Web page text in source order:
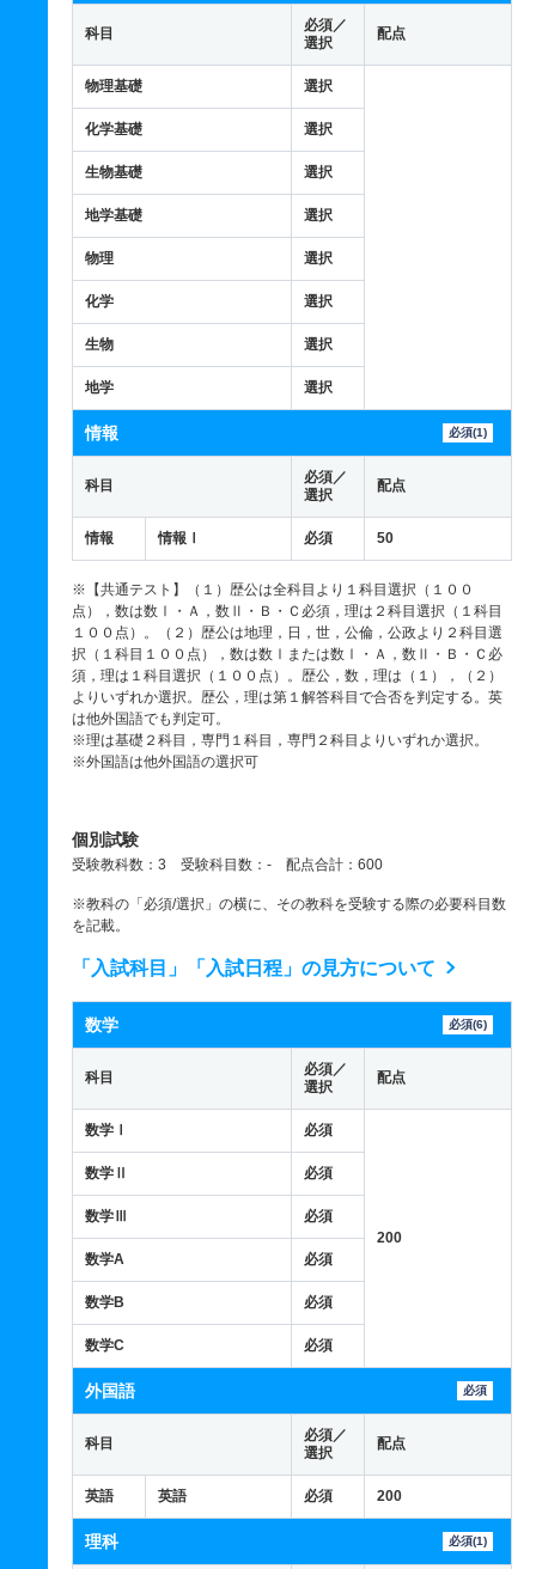
科目
必須／
選択
配点
物理基礎 選択
化学基礎 選択
生物基礎 選択
地学基礎 選択
物理 選択
化学 選択
生物 選択
地学 選択
情報 必須(1)
科目
必須／
選択
配点
情報 情報Ⅰ 必須 50
※【共通テスト】（１）歴公は全科目より１科目選択（１００
点），数は数Ⅰ・Ａ，数Ⅱ・Ｂ・Ｃ必須，理は２科目選択（１科目
１００点）。（２）歴公は地理，日，世，公倫，公政より２科目選
択（１科目１００点），数は数Ⅰまたは数Ⅰ・Ａ，数Ⅱ・Ｂ・Ｃ必
須，理は１科目選択（１００点）。歴公，数，理は（１），（２）
よりいずれか選択。歴公，理は第１解答科目で合否を判定する。英
は他外国語でも判定可。
※理は基礎２科目，専門１科目，専門２科目よりいずれか選択。
※外国語は他外国語の選択可
個別試験
受験教科数：3 受験科目数：- 配点合計：600
※教科の「必須/選択」の横に、その教科を受験する際の必要科目数
を記載。
「入試科目」「入試日程」の見方について
数学 必須(6)
科目
必須／
選択
配点
数学Ⅰ 必須
200
数学Ⅱ 必須
数学Ⅲ 必須
数学A 必須
数学B 必須
数学C 必須
外国語 必須
科目
必須／
選択
配点
英語 英語 必須 200
理科 必須(1)